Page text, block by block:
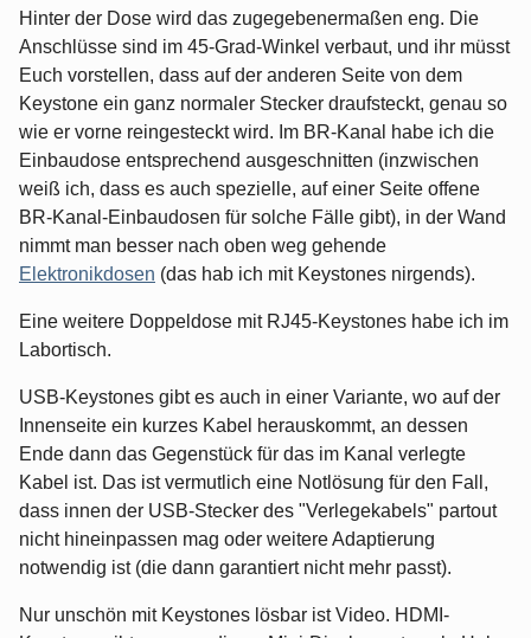
Hinter der Dose wird das zugegebenermaßen eng. Die
Anschlüsse sind im 45-Grad-Winkel verbaut, und ihr müsst
Euch vorstellen, dass auf der anderen Seite von dem
Keystone ein ganz normaler Stecker draufsteckt, genau so
wie er vorne reingesteckt wird. Im BR-Kanal habe ich die
Einbaudose entsprechend ausgeschnitten (inzwischen
weiß ich, dass es auch spezielle, auf einer Seite offene
BR-Kanal-Einbaudosen für solche Fälle gibt), in der Wand
nimmt man besser nach oben weg gehende
Elektronikdosen (das hab ich mit Keystones nirgends).
Eine weitere Doppeldose mit RJ45-Keystones habe ich im
Labortisch.
USB-Keystones gibt es auch in einer Variante, wo auf der
Innenseite ein kurzes Kabel herauskommt, an dessen
Ende dann das Gegenstück für das im Kanal verlegte
Kabel ist. Das ist vermutlich eine Notlösung für den Fall,
dass innen der USB-Stecker des "Verlegekabels" partout
nicht hineinpassen mag oder weitere Adaptierung
notwendig ist (die dann garantiert nicht mehr passt).
Nur unschön mit Keystones lösbar ist Video. HDMI-